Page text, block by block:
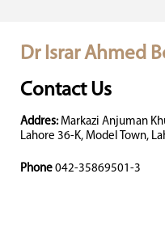
Dr Israr Ahmed
Contact Us
Addres: Markazi Anjuman
Lahore 36-K, Model Town,
Phone 042-35869501-3